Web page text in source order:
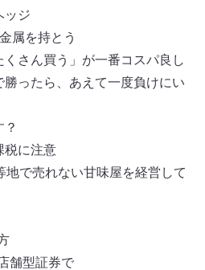
ッジ
属を持とう
さん買う」が一番コスパ良し
ったら、あえて一度負けにい
に注意
で売れない甘味屋を経営して
舗型証券で